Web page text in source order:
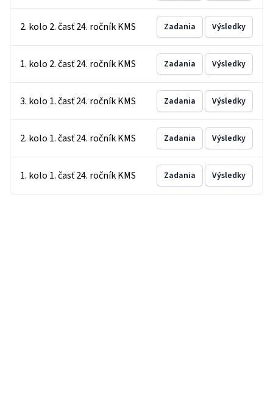
2. kolo 2. časť 24. ročník KMS Zadania Výsledky
1. kolo 2. časť 24. ročník KMS Zadania Výsledky
3. kolo 1. časť 24. ročník KMS Zadania Výsledky
2. kolo 1. časť 24. ročník KMS Zadania Výsledky
1. kolo 1. časť 24. ročník KMS Zadania Výsledky